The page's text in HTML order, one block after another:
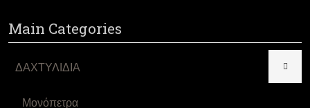
Main Categories
ΔΑΧΤΥΛΙΔΙΑ
Μονόπετρα